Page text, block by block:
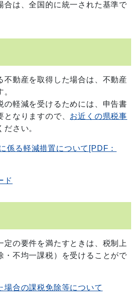
は、全国的に統一された基準で
不動産を取得した場合は、不動産
の軽減を受けるためには、申告書
なりますので、 お近くの県税事
さい。
係る軽減措置について[PDF：
ド
定の要件を満たすときは、税制上
・不均一課税）を受けることがで
場合の課税免除等について